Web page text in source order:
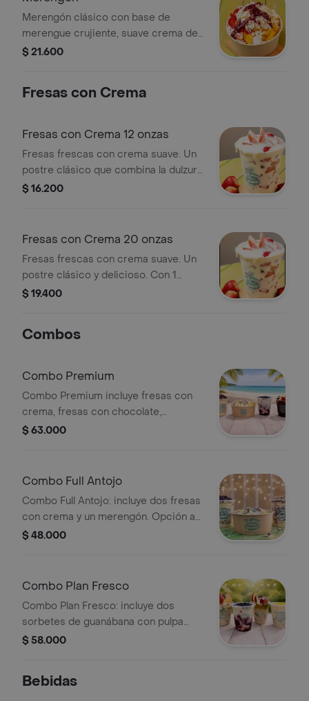
Merengón clásico con base de
merengue crujiente, suave crema de
leche y fruta fresca. incluye tres
gusto.
$ 21.600
Fresas con Crema
Fresas con Crema 12 onzas
Fresas frescas con crema suave. Un
postre clásico que combina la dulzura
de las fresas con la cremosidad
$ 16.200
Fresas con Crema 20 onzas
Fresas frescas con crema suave. Un
postre clásico y delicioso. Con 1
topping
$ 19.400
Combos
Combo Premium
Combo Premium incluye fresas con
crema, fresas con chocolate,
merengón y sorbete de guanábana.
$ 63.000
Combo Full Antojo
Combo Full Antojo: incluye dos fresas
con crema y un merengón. Opción a
elegir.
$ 48.000
Combo Plan Fresco
Combo Plan Fresco: incluye dos
sorbetes de guanábana con pulpa
natural y dos ensaladas de frutas
$ 58.000
Bebidas